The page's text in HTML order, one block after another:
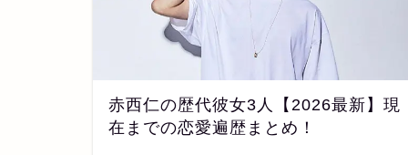
赤西仁の歴代彼女3人【2026最新】現
在までの恋愛遍歴まとめ！